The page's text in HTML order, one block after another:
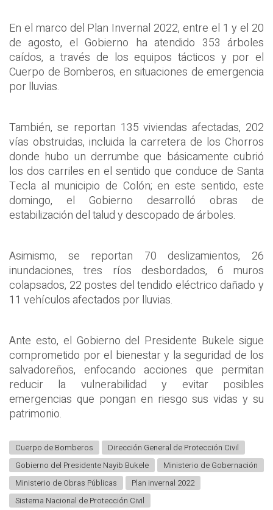
En el marco del Plan Invernal 2022, entre el 1 y el 20
de agosto, el Gobierno ha atendido 353 árboles
caídos, a través de los equipos tácticos y por el
Cuerpo de Bomberos, en situaciones de emergencia
por lluvias.
También, se reportan 135 viviendas afectadas, 202
vías obstruidas, incluida la carretera de los Chorros
donde hubo un derrumbe que básicamente cubrió
los dos carriles en el sentido que conduce de Santa
Tecla al municipio de Colón; en este sentido, este
domingo, el Gobierno desarrolló obras de
estabilización del talud y descopado de árboles.
Asimismo, se reportan 70 deslizamientos, 26
inundaciones, tres ríos desbordados, 6 muros
colapsados, 22 postes del tendido eléctrico dañado y
11 vehículos afectados por lluvias.
Ante esto, el Gobierno del Presidente Bukele sigue
comprometido por el bienestar y la seguridad de los
salvadoreños, enfocando acciones que permitan
reducir la vulnerabilidad y evitar posibles
emergencias que pongan en riesgo sus vidas y su
patrimonio.
Cuerpo de Bomberos
Dirección General de Protección Civil
Gobierno del Presidente Nayib Bukele
Ministerio de Gobernación
Ministerio de Obras Públicas
Plan invernal 2022
Sistema Nacional de Protección Civil